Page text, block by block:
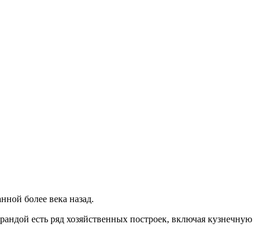
более века назад.
есть ряд хозяйственных построек, включая кузнечную